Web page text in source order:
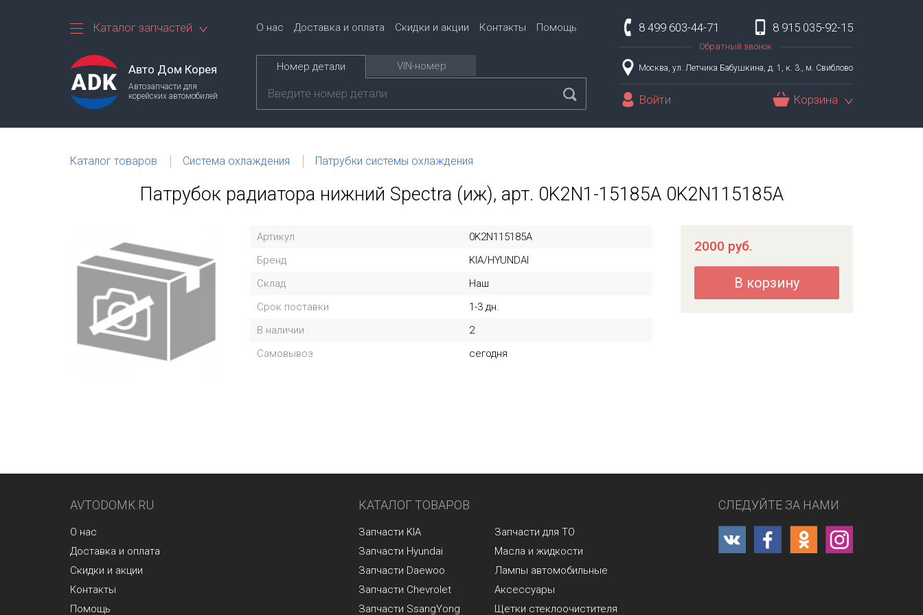
8 499 603-44-71 8 915 035-92-15
Обратный звонок
Москва, ул. Летчика Бабушкина, д. 1, к. 3., м. Свиблово
Войти Корзина
Каталог запчастей О нас Доставка и оплата Скидки и акции Контакты Помощь
Авто Дом Корея
Автозапчасти для
корейских автомобилей
Номер детали VIN-номер
Каталог товаров Система охлаждения Патрубки системы охлаждения
Патрубок радиатора нижний Spectra (иж), арт. 0K2N1-15185A 0K2N115185A
Артикул
0K2N115185A
Бренд
KIA/HYUNDAI
Склад
Наш
Срок поставки
1-3 дн.
В наличии
2
Самовывоз
сегодня
2000 руб.
В корзину
AVTODOMK.RU
О нас
Доставка и оплата
Скидки и акции
Контакты
Помощь
КАТАЛОГ ТОВАРОВ
Запчасти KIA
Запчасти Hyundai
Запчасти Daewoo
Запчасти Chevrolet
Запчасти SsangYong
Запчасти для ТО
Масла и жидкости
Лампы автомобильные
Аксессуары
Щетки стеклоочистителя
СЛЕДУЙТЕ ЗА НАМИ